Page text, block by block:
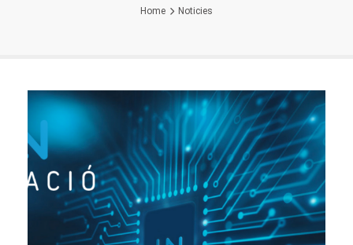
Home Noticies